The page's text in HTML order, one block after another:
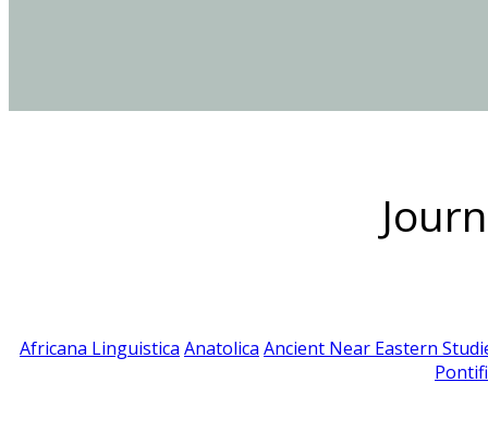
Africana Linguistica Anatolica Ancient Near Eastern